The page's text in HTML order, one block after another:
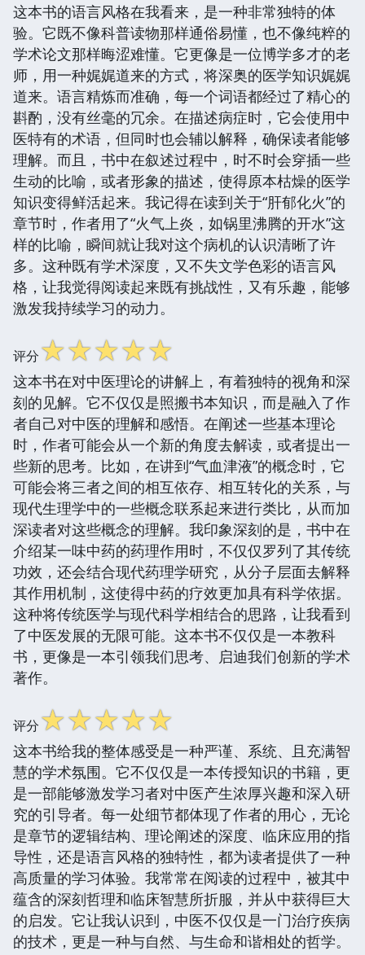
这本书的语言风格在我看来，是一种非常独特的体
验。它既不像科普读物那样通俗易懂，也不像纯粹的
学术论文那样晦涩难懂。它更像是一位博学多才的老
师，用一种娓娓道来的方式，将深奥的医学知识娓娓
道来。语言精炼而准确，每一个词语都经过了精心的
斟酌，没有丝毫的冗余。在描述病症时，它会使用中
医特有的术语，但同时也会辅以解释，确保读者能够
理解。而且，书中在叙述过程中，时不时会穿插一些
生动的比喻，或者形象的描述，使得原本枯燥的医学
知识变得鲜活起来。我记得在读到关于“肝郁化火”的
章节时，作者用了“火气上炎，如锅里沸腾的开水”这
样的比喻，瞬间就让我对这个病机的认识清晰了许
多。这种既有学术深度，又不失文学色彩的语言风
格，让我觉得阅读起来既有挑战性，又有乐趣，能够
激发我持续学习的动力。
评分☆☆☆☆☆
这本书在对中医理论的讲解上，有着独特的视角和深
刻的见解。它不仅仅是照搬书本知识，而是融入了作
者自己对中医的理解和感悟。在阐述一些基本理论
时，作者可能会从一个新的角度去解读，或者提出一
些新的思考。比如，在讲到“气血津液”的概念时，它
可能会将三者之间的相互依存、相互转化的关系，与
现代生理学中的一些概念联系起来进行类比，从而加
深读者对这些概念的理解。我印象深刻的是，书中在
介绍某一味中药的药理作用时，不仅仅罗列了其传统
功效，还会结合现代药理学研究，从分子层面去解释
其作用机制，这使得中药的疗效更加具有科学依据。
这种将传统医学与现代科学相结合的思路，让我看到
了中医发展的无限可能。这本书不仅仅是一本教科
书，更像是一本引领我们思考、启迪我们创新的学术
著作。
评分☆☆☆☆☆
这本书给我的整体感受是一种严谨、系统、且充满智
慧的学术氛围。它不仅仅是一本传授知识的书籍，更
是一部能够激发学习者对中医产生浓厚兴趣和深入研
究的引导者。每一处细节都体现了作者的用心，无论
是章节的逻辑结构、理论阐述的深度、临床应用的指
导性，还是语言风格的独特性，都为读者提供了一种
高质量的学习体验。我常常在阅读的过程中，被其中
蕴含的深刻哲理和临床智慧所折服，并从中获得巨大
的启发。它让我认识到，中医不仅仅是一门治疗疾病
的技术，更是一种与自然、与生命和谐相处的哲学。